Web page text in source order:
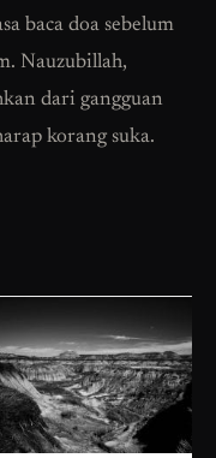
baca doa sebelum
Nauzubillah,
dari gangguan
korang suka.